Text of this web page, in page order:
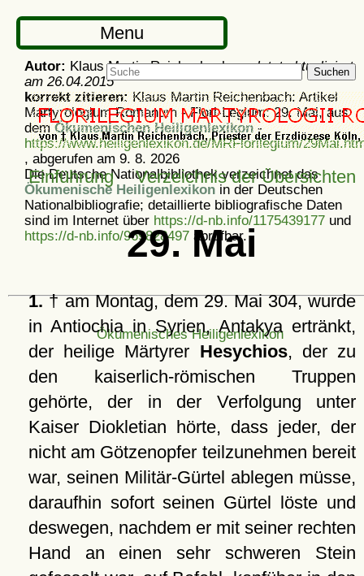
Menu
Suchen
Einführung Verzeichnis der Übersichten
29. Mai
1.† am Montag, dem 29. Mai 304, wurde
in Antiochia in Syrien, Antakya ertränkt,
der heilige Märtyrer Hesychios, der zu
den kaiserlich-römischen Truppen
gehörte, der in der Verfolgung unter
Kaiser Diokletian hörte, dass jeder, der
nicht am Götzenopfer teilzunehmen bereit
war, seinen Militär-Gürtel ablegen müsse,
daraufhin sofort seinen Gürtel löste und
deswegen, nachdem er mit seiner rechten
Hand an einen sehr schweren Stein
Autor: Klaus Martin Reichenbach -zuletzt aktualisiert
am 26.04.2015
korrekt zitieren:Klaus Martin Reichenbach: Artikel
Martyrologium Romanum - Flori-Legium: 29. Mai, aus
demÖkumenischen Heiligenlexikon-
https://www.heiligenlexikon.de/MRFlorilegium/
, abgerufen am 9. 8. 2026
Die Deutsche Nationalbibliothek verzeichnet das
Ökumenische Heiligenlexikon in der Deutschen
Nationalbibliografie; detaillierte bibliografische Daten
sind im Internet über https://d-nb.info/1175439177 und
https://d-nb.info/969828497 abrufbar.
Ökumenisches Heiligenlexikon